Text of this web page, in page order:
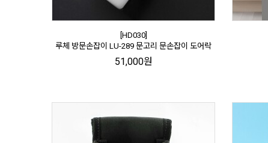
[HD030]
루체 방문손잡이 LU-289 문고리 문손잡이 도어락
51,000원